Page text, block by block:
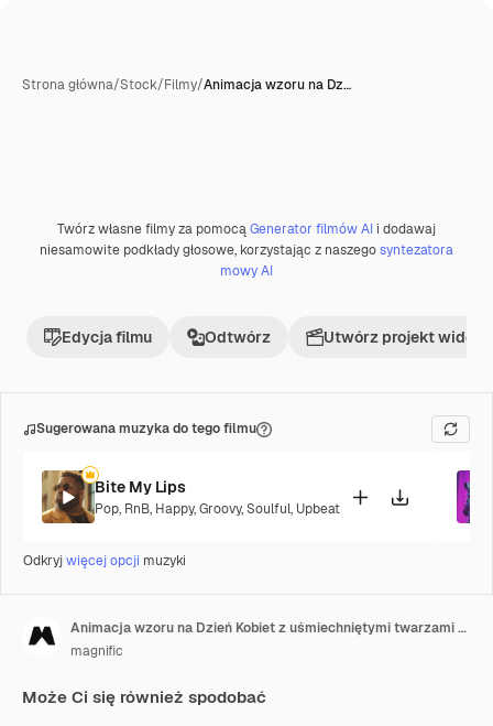
Strona główna/Stock/Filmy/Animacja wzoru na Dz…
Twórz własne filmy za pomocąGenerator filmów AI i dodawaj
niesamowite podkłady głosowe, korzystając z naszegosyntezatora
mowy AI
Edycja filmu Odtwórz Utwórz projekt wideo
Sugerowana muzyka do tego filmu
Bite My Lips
Pop, RnB, Happy,Groovy,Soulful, Upbeat
Odkryjwięcej opcji muzyki
Animacja wzoru na Dzień Kobiet z uśmiechniętymi twarzami kobiet
magnific
Może Ci się również spodobać